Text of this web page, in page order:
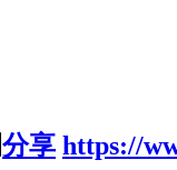
分享 https://